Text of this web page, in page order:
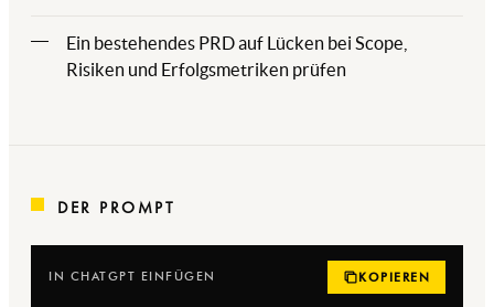
Ein bestehendes PRD auf Lücken bei Scope,
Risiken und Erfolgsmetriken prüfen
DER PROMPT
IN CHATGPT EINFÜGEN KOPIEREN